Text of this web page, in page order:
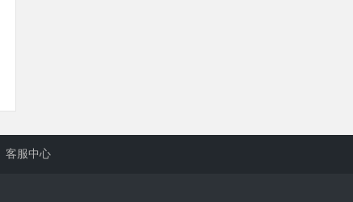
客服中心